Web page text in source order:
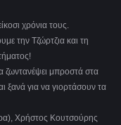
χρόνια τους.
την Τζώρτζια και τη
ζωντανέψει μπροστά στα
ξανά για να γιορτάσουν τα
Χρήστος Κουτσούρης